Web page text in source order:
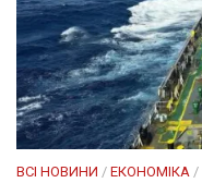
ВСІ НОВИНИ / ЕКОНОМІКА /